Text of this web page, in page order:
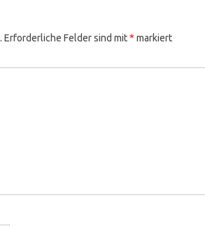
Erforderliche Felder sind mit* markiert